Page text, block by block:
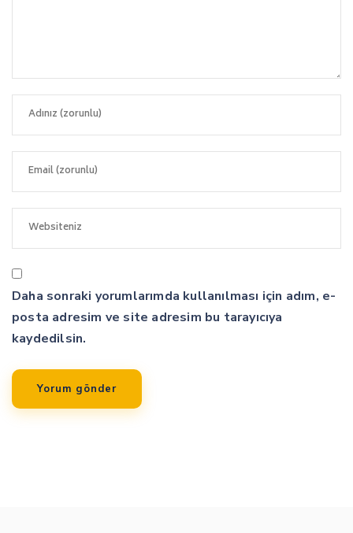
Daha sonraki yorumlarımda kullanılması için adım, e-
posta adresim ve site adresim bu tarayıcıya
kaydedilsin.